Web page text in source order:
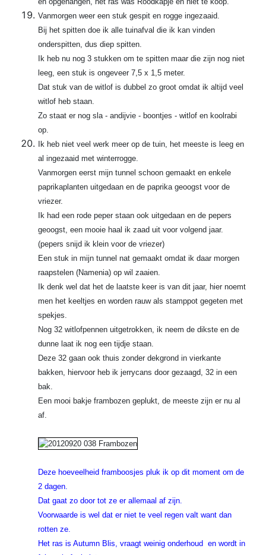
Vanmorgen weer een stuk gespit en rogge ingezaaid.
Bij het spitten doe ik alle tuinafval die ik kan vinden
onderspitten, dus diep spitten.
Ik heb nu nog 3 stukken om te spitten maar die zijn nog niet
leeg, een stuk is ongeveer 7,5 x 1,5 meter.
Dat stuk van de witlof is dubbel zo groot omdat ik altijd veel
witlof heb staan.
Zo staat er nog sla - andijvie - boontjes - witlof en koolrabi
op.
Ik heb niet veel werk meer op de tuin, het meeste is leeg en
al ingezaaid met winterrogge.
Vanmorgen eerst mijn tunnel schoon gemaakt en enkele
paprikaplanten uitgedaan en de paprika geoogst voor de
vriezer.
Ik had een rode peper staan ook uitgedaan en de pepers
geoogst, een mooie haal ik zaad uit voor volgend jaar.
(pepers snijd ik klein voor de vriezer)
Een stuk in mijn tunnel nat gemaakt omdat ik daar morgen
raapstelen (Namenia) op wil zaaien.
Ik denk wel dat het de laatste keer is van dit jaar, hier noemt
men het keeltjes en worden rauw als stamppot gegeten met
spekjes.
Nog 32 witlofpennen uitgetrokken, ik neem de dikste en de
dunne laat ik nog een tijdje staan.
Deze 32 gaan ook thuis zonder dekgrond in vierkante
bakken, hiervoor heb ik jerrycans door gezaagd, 32 in een
bak.
Een mooi bakje frambozen geplukt, de meeste zijn er nu al
af.
Deze hoeveelheid framboosjes pluk ik op dit moment om de
2 dagen.
Dat gaat zo door tot ze er allemaal af zijn.
Voorwaarde is wel dat er niet te veel regen valt want dan
rotten ze.
Het ras is Autumn Blis, vraagt weinig onderhoud en wordt in